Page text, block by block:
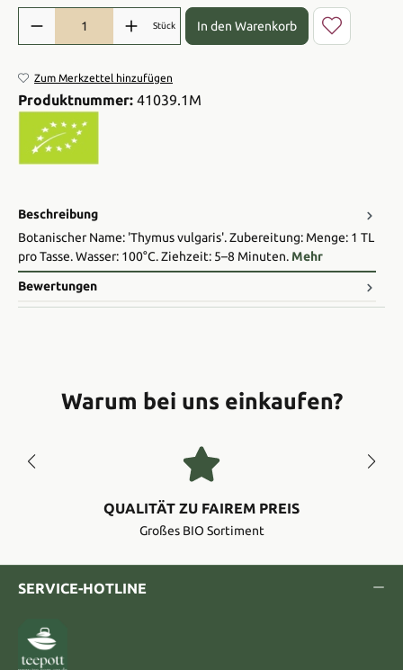
Produkt Anzahl: Gib den gewünschten Wert ein oder benutze die
Stück In den Warenkorb
Zum Merkzettel hinzufügen
Produktnummer: 41039.1M
Beschreibung
Botanischer Name: 'Thymus vulgaris'. Zubereitung: Menge: 1 TL
pro Tasse. Wasser: 100°C. Ziehzeit: 5–8 Minuten.Mehr
Bewertungen
Warum bei uns einkaufen?
QUALITÄT ZU FAIREM PREIS
Großes BIO Sortiment
SERVICE-HOTLINE